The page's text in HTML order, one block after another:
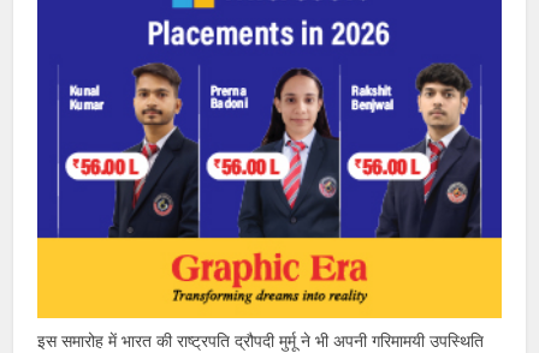
इस समारोह में भारत की राष्ट्रपति द्रौपदी मुर्मू ने भी अपनी गरिमामयी उपस्थिति